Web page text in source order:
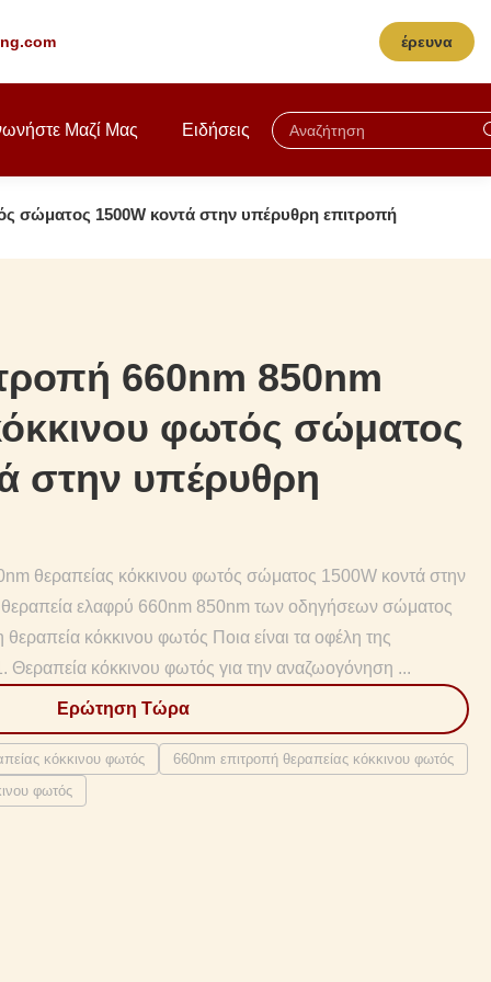
έρευνα
Μαζί Μας Ειδήσεις
σώματος 1500W κοντά στην υπέρυθρη επιτροπή
660nm 850nm
φωτός σώματος
στην υπέρυθρη
θεραπείας κόκκινου φωτός σώματος 1500W κοντά στην
ελαφρύ 660nm 850nm των οδηγήσεων σώματος
κόκκινου φωτός Ποια είναι τα οφέλη της
Θεραπεία κόκκινου φωτός για την αναζωογόνηση ...
Ερώτηση Τώρα
κόκκινου φωτός
660nm επιτροπή θεραπείας κόκκινου φωτός
φωτός